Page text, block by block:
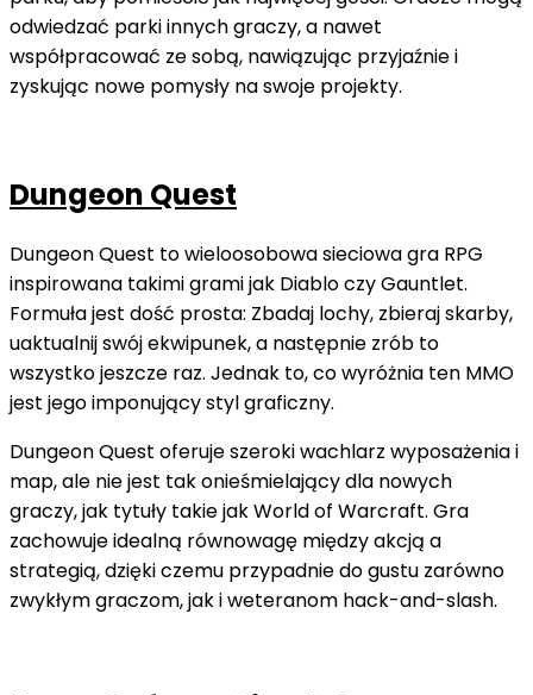
odwiedzać parki innych graczy, a nawet
współpracować ze sobą, nawiązując przyjaźnie i
zyskując nowe pomysły na swoje projekty.
Dungeon Quest
Dungeon Quest to wieloosobowa sieciowa gra RPG
inspirowana takimi grami jak Diablo czy Gauntlet.
Formuła jest dość prosta: Zbadaj lochy, zbieraj skarby,
uaktualnij swój ekwipunek, a następnie zrób to
wszystko jeszcze raz. Jednak to, co wyróżnia ten MMO
jest jego imponujący styl graficzny.
Dungeon Quest oferuje szeroki wachlarz wyposażenia i
map, ale nie jest tak onieśmielający dla nowych
graczy, jak tytuły takie jak World of Warcraft. Gra
zachowuje idealną równowagę między akcją a
strategią, dzięki czemu przypadnie do gustu zarówno
zwykłym graczom, jak i weteranom hack-and-slash.